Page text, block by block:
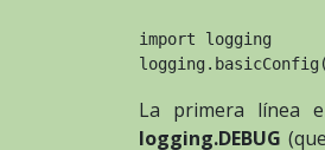
import logging
La primera línea
logging.DEBUG